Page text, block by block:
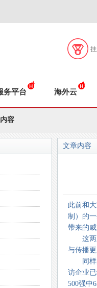
务平台 海外云
容
文章内容
此前和
制）的
带来的
这两三
与传播
同样的
访企业
500强中